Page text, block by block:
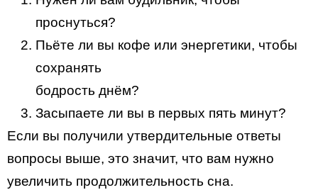
проснуться?
Пьёте ли вы кофе или энергетики, чтобы
сохранять
бодрость днём?
Засыпаете ли вы в первых пять минут?
Если вы получили утвердительные ответы
вопросы выше, это значит, что вам нужно
увеличить продолжительность сна.